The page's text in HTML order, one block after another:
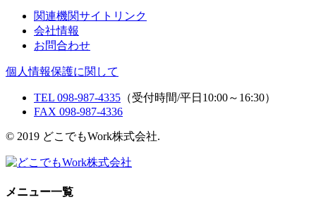
関連機関サイトリンク
会社情報
お問合わせ
個人情報保護に関して
TEL 098-987-4335 （受付時間/平日10:00～16:30）
FAX 098-987-4336
© 2019 どこでもWork株式会社.
メニュー一覧